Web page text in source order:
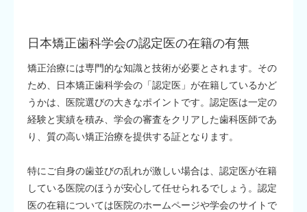
日本矯正歯科学会の認定医の在籍の有無
矯正治療には専門的な知識と技術が必要とされます。その
ため、日本矯正歯科学会の「認定医」が在籍しているかど
うかは、医院選びの大きなポイントです。認定医は一定の
経験と実績を積み、学会の審査をクリアした歯科医師であ
り、質の高い矯正治療を提供する証となります。
特にご自身の歯並びの乱れが激しい場合は、認定医が在籍
している医院のほうが安心して任せられるでしょう。認定
医の在籍については医院のホームページや学会のサイトで